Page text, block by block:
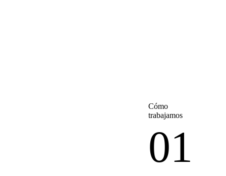
Cómo
trabajamos
01